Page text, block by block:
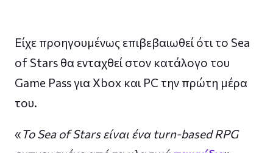
Είχε προηγουμένως επιβεβαιωθεί ότι το Sea
of ​​Stars θα ενταχθεί στον κατάλογο του
Game Pass για Xbox και PC την πρώτη μέρα
του.
«Το Sea of ​​Stars είναι ένα turn-based RPG